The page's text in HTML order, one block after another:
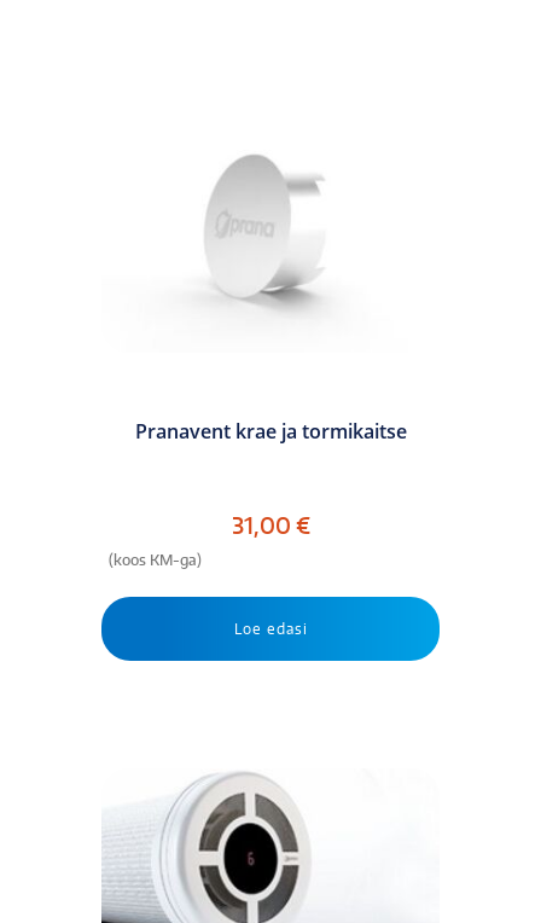
Pranavent krae ja tormikaitse
31,00 €
(koos KM-ga)
Loe edasi